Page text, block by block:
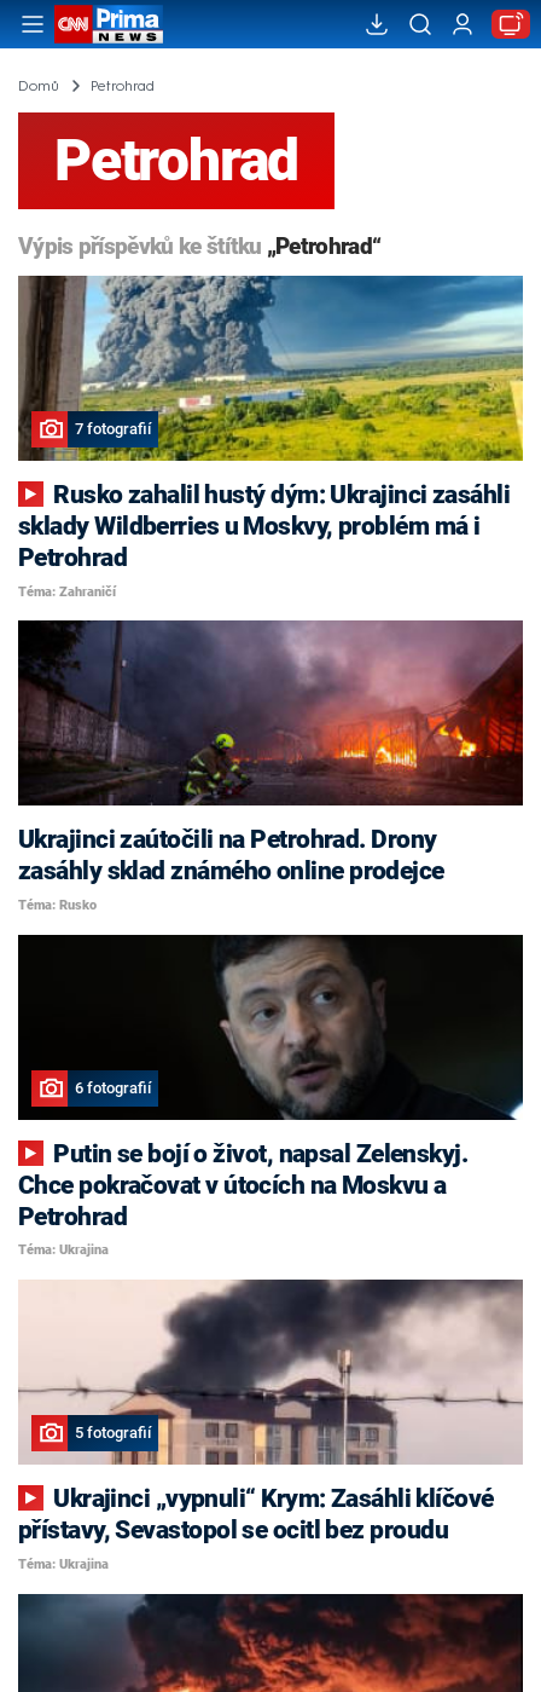
Domů Petrohrad
Petrohrad
Výpis příspěvků ke štítku „Petrohrad“
7 fotografií
sklady Wildberries u Moskvy, problém má i
Petrohrad
Téma: Zahraničí
Ukrajinci zaútočili na Petrohrad. Drony
zasáhly sklad známého online prodejce
Téma: Rusko
6 fotografií
Chce pokračovat v útocích na Moskvu a
Petrohrad
Téma: Ukrajina
5 fotografií
přístavy, Sevastopol se ocitl bez proudu
Téma: Ukrajina